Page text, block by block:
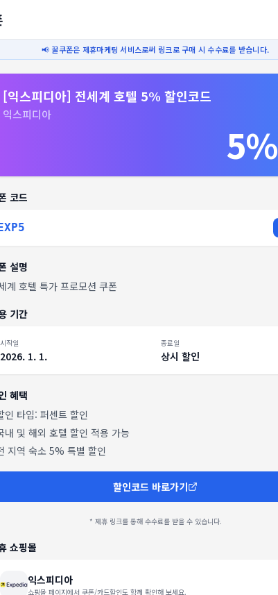
📢 꿀쿠폰은 제휴마케팅 서비스로써 링크로 구매 시 수수료를 받습니다.
[익스피디아] 전세계 호텔 5% 할인코드
익스피디아
5%
코드
설명
계 호텔 특가 프로모션 쿠폰
기간
시작일
2026. 1. 1.
종료일
상시 할인
혜택
인 타입: 퍼센트 할인
내 및 해외 호텔 할인 적용 가능
지역 숙소 5% 특별 할인
할인코드 바로가기
* 제휴 링크를 통해 수수료를 받을 수 있습니다.
쇼핑몰
익스피디아
쇼핑몰 페이지에서 쿠폰/카드할인도 함께 확인해 보세요.